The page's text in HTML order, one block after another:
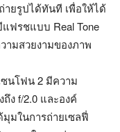
ายรูปได้ทันที เพื่อให้ได้
ฟรชแบบ Real Tone
ามสวยงามของภาพ
นโฟน 2 มีความ
ง f/2.0 และองค์
มในการถ่ายเซลฟี่